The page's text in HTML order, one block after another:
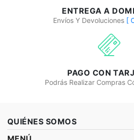
ENTREGA A
Envíos Y Devoluciones [
PAGO CON
Podrás Realizar Compras
QUIÉNES SOMOS